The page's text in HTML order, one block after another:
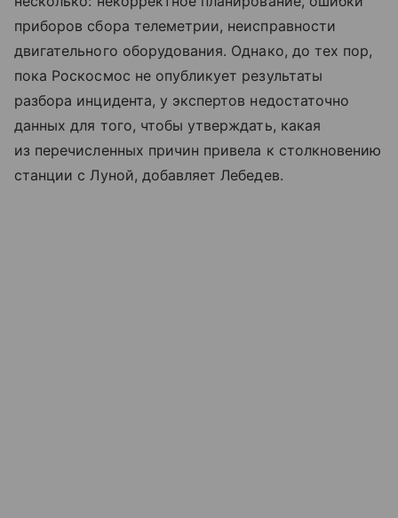
приборов сбора телеметрии, неисправности
двигательного оборудования. Однако, до тех пор,
пока Роскосмос не опубликует результаты
разбора инцидента, у экспертов недостаточно
данных для того, чтобы утверждать, какая
из перечисленных причин привела к столкновению
станции с Луной, добавляет Лебедев.